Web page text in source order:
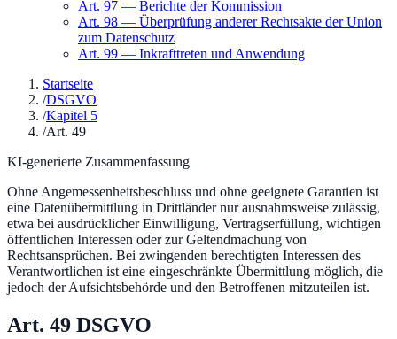
Art. 97 — Berichte der Kommission
Art. 98 — Überprüfung anderer Rechtsakte der Union
zum Datenschutz
Art. 99 — Inkrafttreten und Anwendung
Startseite
/DSGVO
/Kapitel 5
/Art. 49
KI-generierte Zusammenfassung
Ohne Angemessenheitsbeschluss und ohne geeignete Garantien ist
eine Datenübermittlung in Drittländer nur ausnahmsweise zulässig,
etwa bei ausdrücklicher Einwilligung, Vertragserfüllung, wichtigen
öffentlichen Interessen oder zur Geltendmachung von
Rechtsansprüchen. Bei zwingenden berechtigten Interessen des
Verantwortlichen ist eine eingeschränkte Übermittlung möglich, die
jedoch der Aufsichtsbehörde und den Betroffenen mitzuteilen ist.
Art. 49 DSGVO